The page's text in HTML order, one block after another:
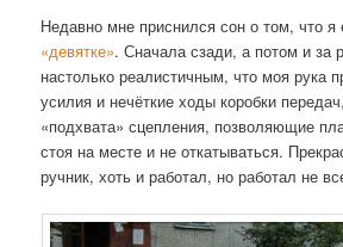
Недавно мне приснился сон о том, что
«девятке». Сначала сзади, а потом и за
настолько реалистичным, что моя рука
усилия и нечёткие ходы коробки
«подхвата» сцепления, позволяющие
стоя на месте и не откатываться.
ручник, хоть и работал, но работал не